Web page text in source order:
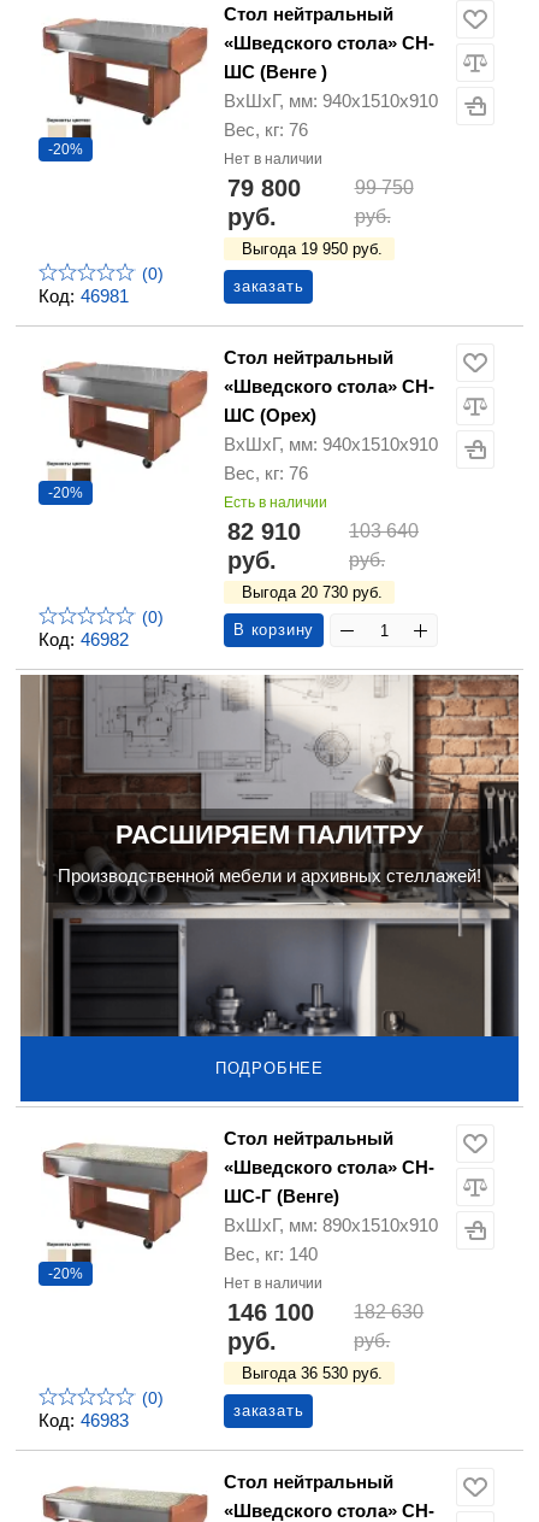
Код: 46981
-20%
(0)
Стол нейтральный
«Шведского стола» СН-
ШС (Венге )
ВхШхГ, мм: 940х1510х910
Вес, кг: 76
Нет в наличии
79 800
руб.
99 750
руб.
Выгода 19 950 руб.
заказать
Код: 46982
-20%
(0)
Стол нейтральный
«Шведского стола» СН-
ШС (Орех)
ВхШхГ, мм: 940х1510х910
Вес, кг: 76
Есть в наличии
82 910
руб.
103 640
руб.
Выгода 20 730 руб.
В корзину
РАСШИРЯЕМ ПАЛИТРУ
Производственной мебели и архивных стеллажей!
ПОДРОБНЕЕ
Код: 46983
-20%
(0)
Стол нейтральный
«Шведского стола» СН-
ШС-Г (Венге)
ВхШхГ, мм: 890х1510х910
Вес, кг: 140
Нет в наличии
146 100
руб.
182 630
руб.
Выгода 36 530 руб.
заказать
Стол нейтральный
«Шведского стола» СН-